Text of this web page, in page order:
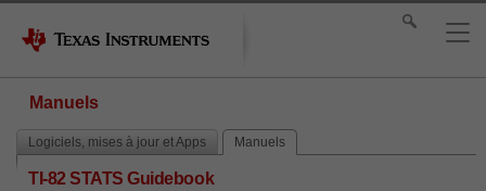
Manuels
Logiciels, mises à jour et Apps Manuels
TI-82 STATS Guidebook